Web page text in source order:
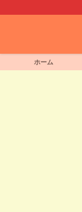
ホーム